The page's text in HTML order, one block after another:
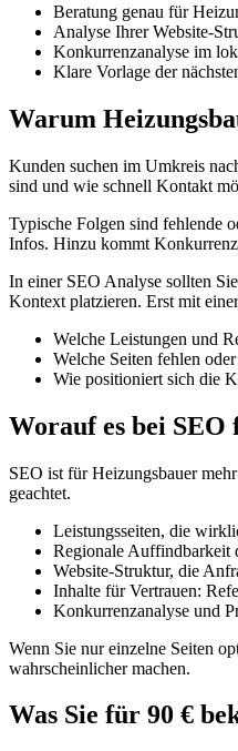
Beratung genau für
Analyse Ihrer Website-
Konkurrenzanalyse im
Klare Vorlage der
Warum
Kunden suchen im Umkreis
sind und wie schnell Kontakt
Typische Folgen sind fehlende
Infos. Hinzu kommt
In einer SEO Analyse sollten
Kontext platzieren. Erst mit
Welche Leistungen und
Welche Seiten fehlen
Wie positioniert sich die
Worauf es bei
SEO ist für Heizungsbauer
geachtet.
Leistungsseiten, die
Regionale Auffindbarkeit
Website-Struktur, die
Inhalte für Vertrauen:
Konkurrenzanalyse und
Wenn Sie nur einzelne Seiten
wahrscheinlicher machen.
Was Sie für 90 €